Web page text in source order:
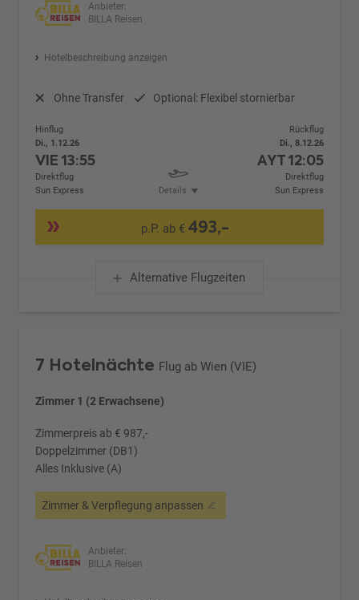
Anbieter:
BILLA Reisen
Hotelbeschreibung anzeigen
Ohne Transfer Optional: Flexibel stornierbar
Hinflug
Di., 1.12.26
VIE13:55
Direktflug
Sun Express
Details
Rückflug
Di., 8.12.26
AYT12:05
Direktflug
Sun Express
p.P. ab €493,-
Alternative Flugzeiten
7 Hotelnächte Flug ab Wien (VIE)
Zimmer 1 (2 Erwachsene)
Zimmerpreis ab € 987,-
Doppelzimmer (DB1)
Alles Inklusive (A)
Zimmer & Verpflegung anpassen
Anbieter:
BILLA Reisen